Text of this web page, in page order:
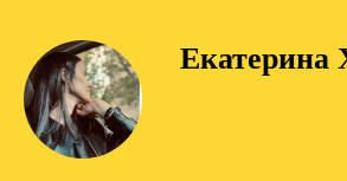
Екатерина